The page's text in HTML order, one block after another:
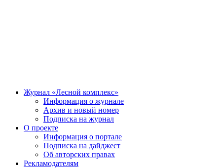
Журнал «Лесной комплекс»
Информация о журнале
Архив и новый номер
Подписка на журнал
О проекте
Информация о портале
Подписка на дайджест
Об авторских правах
Рекламодателям